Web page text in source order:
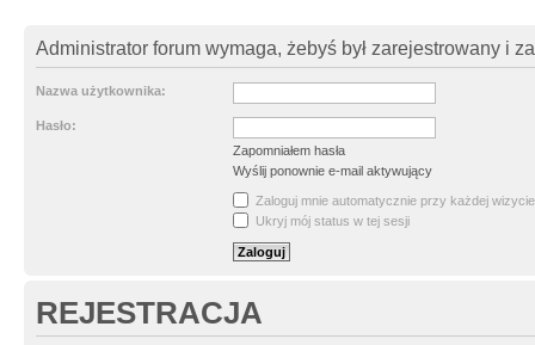
Administrator forum wymaga, żebyś był zarejestrowany i
Nazwa użytkownika:
Hasło:
Zapomniałem hasła
Wyślij ponownie e-mail aktywujący
Zaloguj mnie automatycznie przy każdej wizycie
Ukryj mój status w tej sesji
REJESTRACJA